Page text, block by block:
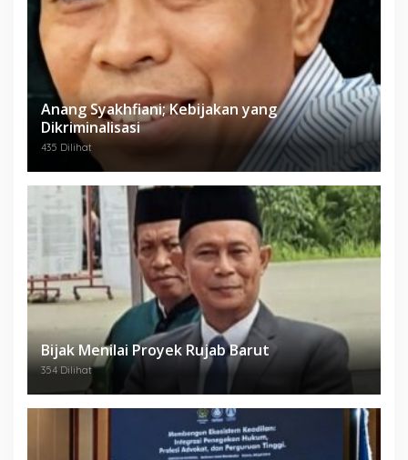
Anang Syakhfiani; Kebijakan yang
Dikriminalisasi
435 Dilihat
Bijak Menilai Proyek Rujab Barut
354 Dilihat